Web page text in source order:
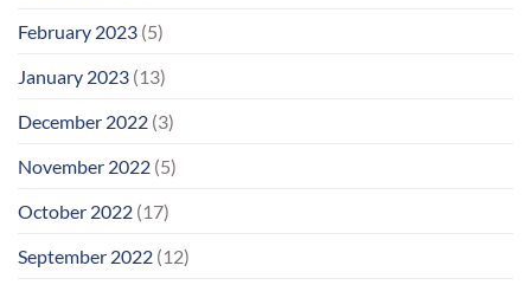
February 2023 (5)
January 2023 (13)
December 2022 (3)
November 2022 (5)
October 2022 (17)
September 2022 (12)